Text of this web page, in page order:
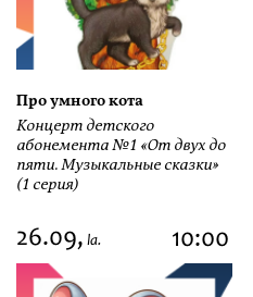
Про умного кота
Концерт детского
абонемента №1 «От двух до
пяти. Музыкальные сказки»
(1 серия)
26.09, la. 10:00